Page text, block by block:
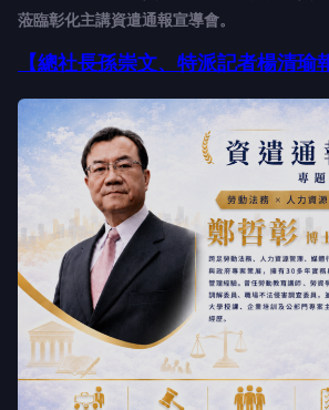
蒞臨彰化主講資遣通報宣導會。
【總社長孫崇文、特派記者楊清瑜